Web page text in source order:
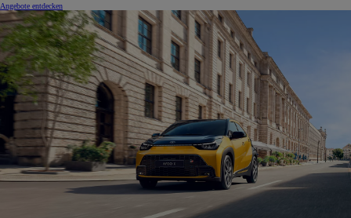
Angebote entdecken